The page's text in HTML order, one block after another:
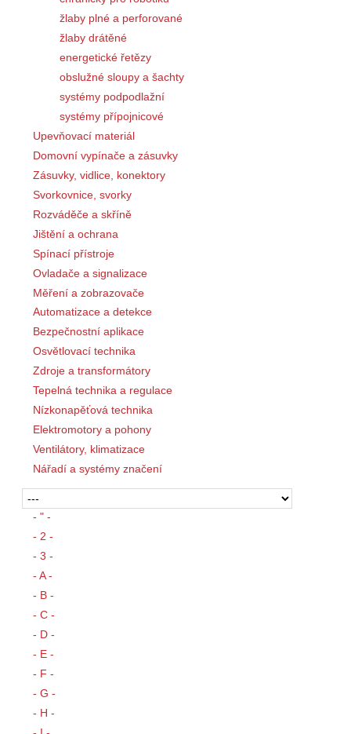
chráničky pro robotiku
žlaby plné a perforované
žlaby drátěné
energetické řetězy
obslužné sloupy a šachty
systémy podpodlažní
systémy přípojnicové
Upevňovací materiál
Domovní vypínače a zásuvky
Zásuvky, vidlice, konektory
Svorkovnice, svorky
Rozváděče a skříně
Jištění a ochrana
Spínací přístroje
Ovladače a signalizace
Měření a zobrazovače
Automatizace a detekce
Bezpečnostní aplikace
Osvětlovací technika
Zdroje a transformátory
Tepelná technika a regulace
Nízkonapěťová technika
Elektromotory a pohony
Ventilátory, klimatizace
- " -
- 2 -
- 3 -
- A -
- B -
- C -
- D -
- E -
- F -
- G -
- H -